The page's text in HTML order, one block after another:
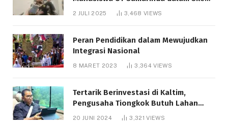
Bantuan Pendidikan Gratispol
2 JULI 2025 3,468 VIEWS
Peran Pendidikan dalam Mewujudkan
Integrasi Nasional
8 MARET 2023 3,364VIEWS
Tertarik Berinvestasi di Kaltim,
Pengusaha Tiongkok Butuh Lahan
1.000 Hektare
20 JUNI 2024 3,321VIEWS